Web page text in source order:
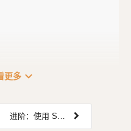
更多 expand_more